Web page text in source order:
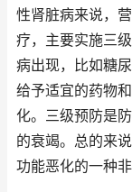
性肾脏病来说，
疗，主要实施三
病出现，比如糖
给予适宜的药物
化。三级预防是
的衰竭。总的来
功能恶化的一种